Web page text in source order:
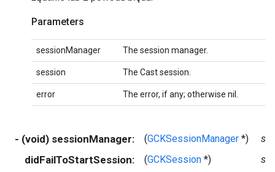
Parameters
sessionManager The session manager.
session The Cast session.
error The error, if any; otherwise nil.
- (void) sessionManager: (GCKSessionManager *)
didFailToStartSession: (GCKSession *)